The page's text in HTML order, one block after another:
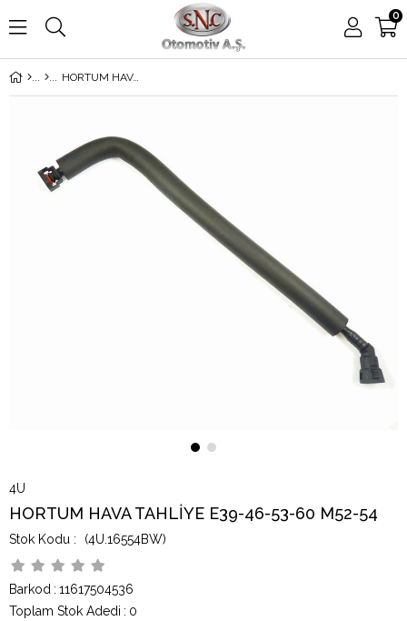
0
HORTUM HAVA TAHLİYE E39-46-53-60 M52-54
4U
HORTUM HAVA TAHLİYE E39-46-53-60 M52-54
(4U.16554BW)
Barkod : 11617504536
Toplam Stok Adedi : 0